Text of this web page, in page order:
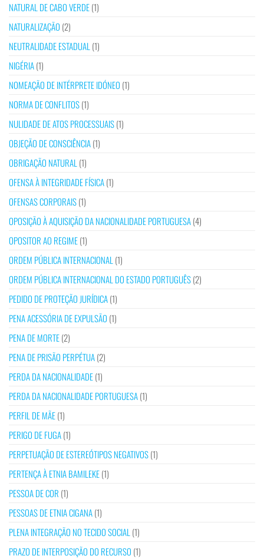
NATURAL DE CABO VERDE(1)
NATURALIZAÇÃO (2)
NEUTRALIDADE ESTADUAL (1)
NIGÉRIA(1)
NOMEAÇÃO DE INTÉRPRETE IDÓNEO (1)
NORMA DE CONFLITOS(1)
NULIDADE DE ATOS PROCESSUAIS(1)
OBJEÇÃO DE CONSCIÊNCIA(1)
OBRIGAÇÃO NATURAL (1)
OFENSA À INTEGRIDADE FÍSICA(1)
OFENSAS CORPORAIS(1)
OPOSIÇÃO À AQUISIÇÃO DA NACIONALIDADE PORTUGUESA(4)
OPOSITOR AO REGIME(1)
ORDEM PÚBLICA INTERNACIONAL (1)
ORDEM PÚBLICA INTERNACIONAL DO ESTADO PORTUGUÊS(2)
PEDIDO DE PROTEÇÃO JURÍDICA(1)
PENA ACESSÓRIA DE EXPULSÃO (1)
PENA DE MORTE(2)
PENA DE PRISÃO PERPÉTUA(2)
PERDA DA NACIONALIDADE(1)
PERDA DA NACIONALIDADE PORTUGUESA(1)
PERFIL DE MÃE(1)
PERIGO DE FUGA(1)
PERPETUAÇÃO DE ESTEREÓTIPOS NEGATIVOS(1)
PERTENÇA À ETNIA BAMILEKE(1)
PESSOA DE COR (1)
PESSOAS DE ETNIA CIGANA(1)
PLENA INTEGRAÇÃO NO TECIDO SOCIAL (1)
PRAZO DE INTERPOSIÇÃO DO RECURSO (1)